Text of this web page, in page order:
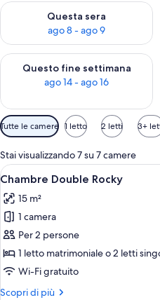
Questa sera
ago 8 - ago 9
Verifica la disponibilità per
Questo fine settimana
ago 14 - ago 16
Verifica la disponibilità per
Filtri
disponibili
per
le
camere
Tutte le camere 1 letto 2 letti 3+
Stai visualizzando 7 su 7 camere
Apri
tutte
le
foto
per
Chambre
Double
4
Chambre Double Rocky
15 m²
1 camera
Per 2 persone
1 letto matrimoniale o 2 letti
Wi-Fi gratuito
Scopri di più
Altri